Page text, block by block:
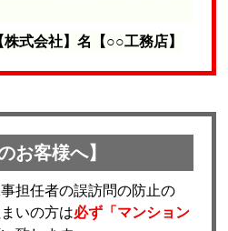
式会社】名【○○工務店】
お客様へ】
担任者の誤訪問の防止の
いの方は必ず「マンション